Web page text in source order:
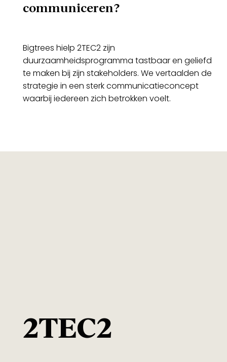
communiceren?
Bigtrees hielp 2TEC2 zijn
duurzaamheidsprogramma tastbaar en geliefd
te maken bij zijn stakeholders. We vertaalden de
strategie in een sterk communicatieconcept
waarbij iedereen zich betrokken voelt.
2TEC2